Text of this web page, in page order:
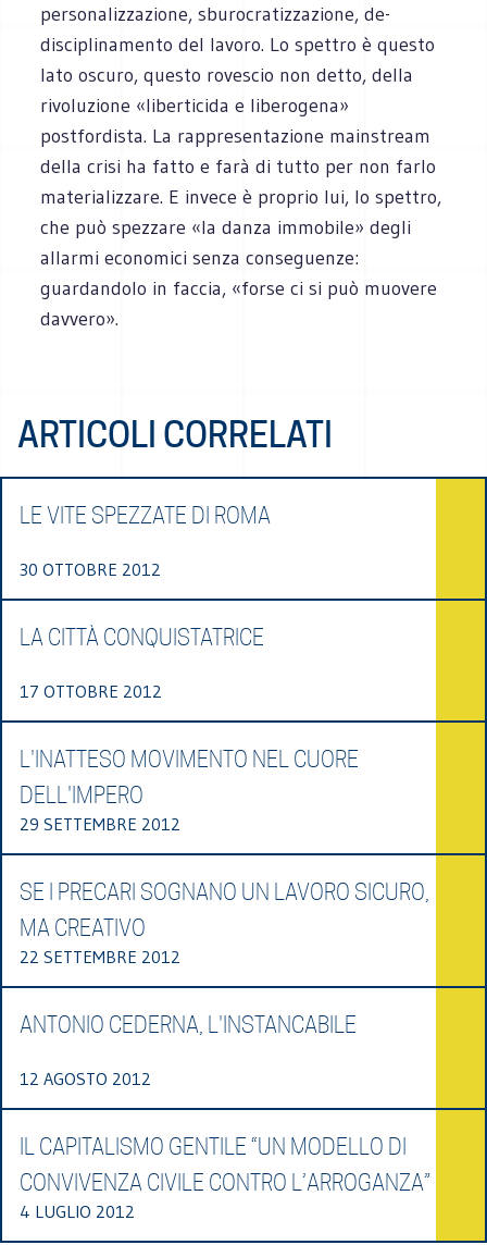
personalizzazione, sburocratizzazione, de-
disciplinamento del lavoro. Lo spettro è questo
lato oscuro, questo rovescio non detto, della
rivoluzione «liberticida e liberogena»
postfordista. La rappresentazione mainstream
della crisi ha fatto e farà di tutto per non farlo
materializzare. E invece è proprio lui, lo spettro,
che può spezzare «la danza immobile» degli
allarmi economici senza conseguenze:
guardandolo in faccia, «forse ci si può muovere
davvero».
ARTICOLI CORRELATI
LE VITE SPEZZATE DI ROMA
30 OTTOBRE 2012
LA CITTÀ CONQUISTATRICE
17 OTTOBRE 2012
L'INATTESO MOVIMENTO NEL CUORE
DELL'IMPERO
29 SETTEMBRE 2012
SE I PRECARI SOGNANO UN LAVORO SICURO,
MA CREATIVO
22 SETTEMBRE 2012
ANTONIO CEDERNA, L'INSTANCABILE
12 AGOSTO 2012
IL CAPITALISMO GENTILE “UN MODELLO DI
CONVIVENZA CIVILE CONTRO L’ARROGANZA”
4 LUGLIO 2012